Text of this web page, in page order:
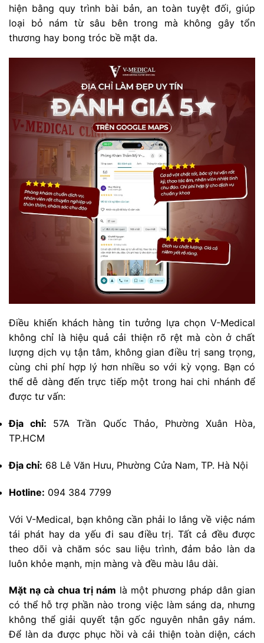
hiện bằng quy trình bài bản, an toàn tuyệt đối, giúp
loại bỏ nám từ sâu bên trong mà không gây tổn
thương hay bong tróc bề mặt da.
Điều khiến khách hàng tin tưởng lựa chọn V-Medical
không chỉ là hiệu quả cải thiện rõ rệt mà còn ở chất
lượng dịch vụ tận tâm, không gian điều trị sang trọng,
cùng chi phí hợp lý hơn nhiều so với kỳ vọng. Bạn có
thể dễ dàng đến trực tiếp một trong hai chi nhánh để
được tư vấn:
Địa chỉ: 57A Trần Quốc Thảo, Phường Xuân Hòa,
TP.HCM
Địa chỉ: 68 Lê Văn Hưu, Phường Cửa Nam, TP. Hà Nội
Hotline: 094 384 7799
Với V-Medical, bạn không cần phải lo lắng về việc nám
tái phát hay da yếu đi sau điều trị. Tất cả đều được
theo dõi và chăm sóc sau liệu trình, đảm bảo làn da
luôn khỏe mạnh, mịn màng và đều màu lâu dài.
Mặt nạ cà chua trị nám là một phương pháp dân gian
có thể hỗ trợ phần nào trong việc làm sáng da, nhưng
không thể giải quyết tận gốc nguyên nhân gây nám.
Để làn da được phục hồi và cải thiện toàn diện, cách